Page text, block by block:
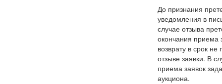
До признания
уведомления в
случае отзыва
окончания приема
возврату в срок
отзыве заявки. В
приема заявок
аукциона.